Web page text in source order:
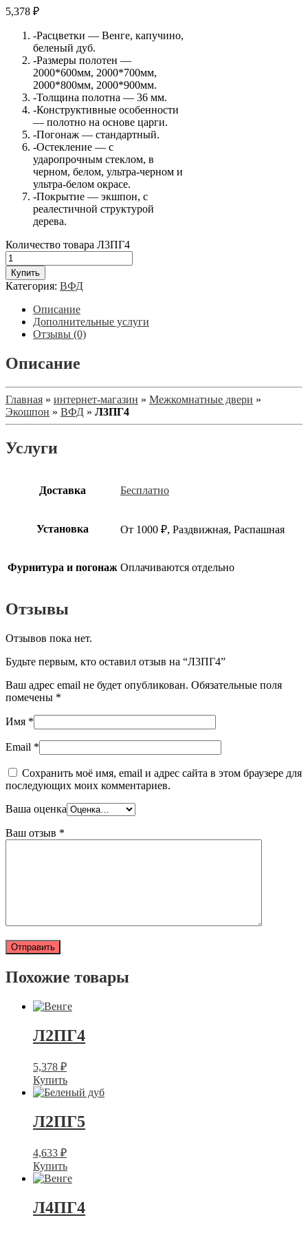
5,378 ₽
-Расцветки — Венге, капучино,
беленый дуб.
-Размеры полотен —
2000*600мм, 2000*700мм,
2000*800мм, 2000*900мм.
-Толщина полотна — 36 мм.
-Конструктивные особенности
— полотно на основе царги.
-Погонаж — стандартный.
-Остекление — с
ударопрочным стеклом, в
черном, белом, ультра-черном и
ультра-белом окрасе.
-Покрытие — экшпон, с
реалестичной структурой
дерева.
Количество товара Л3ПГ4
Купить
Категория: ВФД
Описание
Дополнительные услуги
Отзывы (0)
Описание
Главная » интернет-магазин » Межкомнатные двери »
Экошпон » ВФД » Л3ПГ4
Услуги
Доставка Бесплатно
Установка От 1000 ₽, Раздвижная, Распашная
Фурнитура и погонаж Оплачиваются отдельно
Отзывы
Отзывов пока нет.
Будьте первым, кто оставил отзыв на “Л3ПГ4”
Ваш адрес email не будет опубликован. Обязательные поля
помечены *
Имя *
Email *
Сохранить моё имя, email и адрес сайта в этом браузере для
последующих моих комментариев.
Ваша оценка
Ваш отзыв *
Похожие товары
Л2ПГ4
5,378 ₽
Купить
Л2ПГ5
4,633 ₽
Купить
Л4ПГ4